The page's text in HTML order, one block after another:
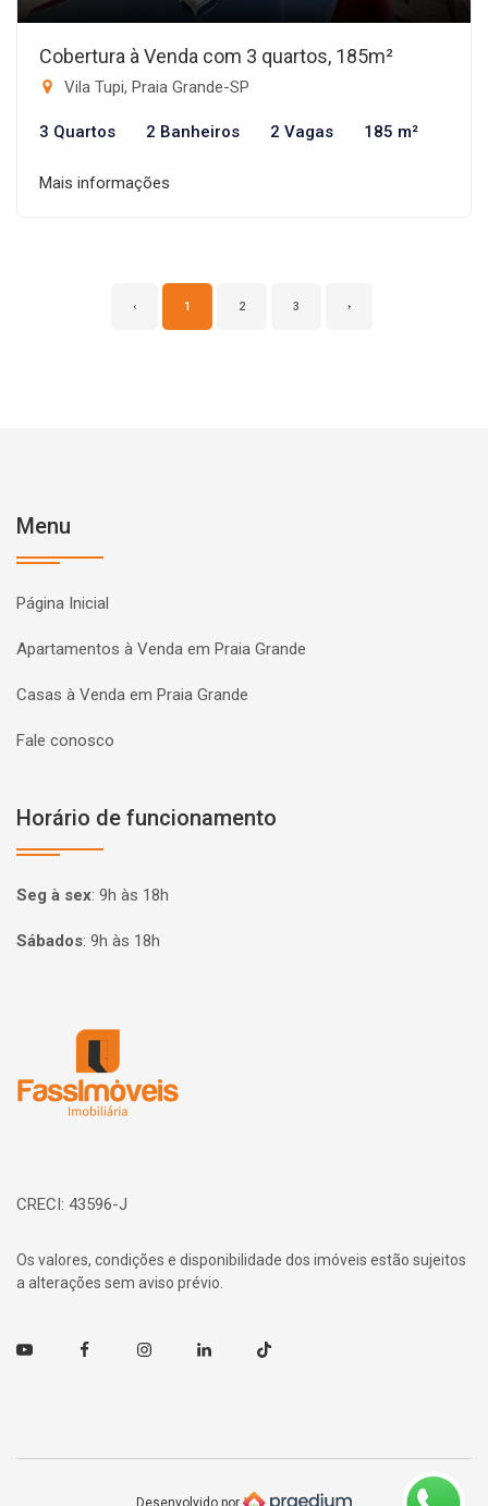
Cobertura à Venda com 3 quartos, 185m²
Vila Tupi, Praia Grande-SP
3 Quartos 2 Banheiros 2 Vagas 185 m²
Mais informações
‹ 1 2 3 ›
Menu
Página Inicial
Apartamentos à Venda em Praia Grande
Casas à Venda em Praia Grande
Fale conosco
Horário de funcionamento
Seg à sex: 9h às 18h
Sábados: 9h às 18h
CRECI: 43596-J
Os valores, condições e disponibilidade dos imóveis estão sujeitos
a alterações sem aviso prévio.
Youtube FacebookInstagramLinkedin TikTok
Desenvolvido por